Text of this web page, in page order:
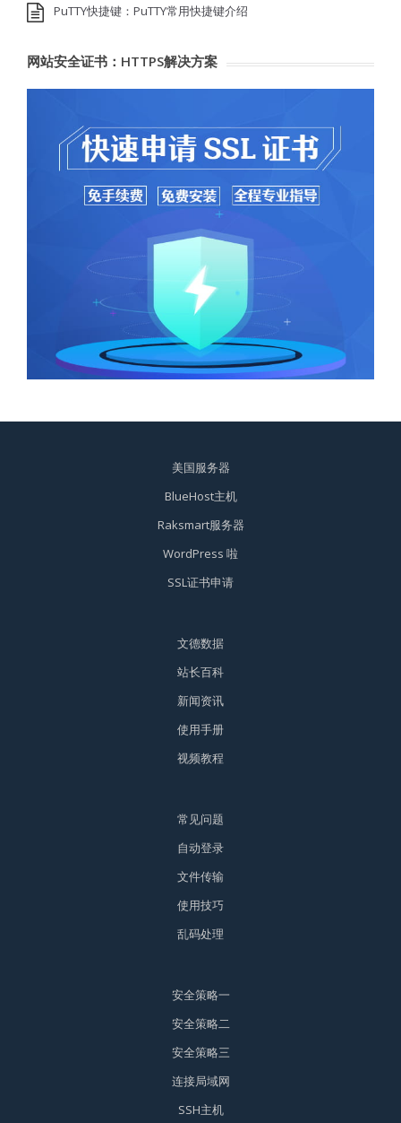
PuTTY快捷键：PuTTY常用快捷键介绍
网站安全证书：HTTPS解决方案
美国服务器
BlueHost主机
Raksmart服务器
WordPress 啦
SSL证书申请
文德数据
站长百科
新闻资讯
使用手册
视频教程
常见问题
自动登录
文件传输
使用技巧
乱码处理
安全策略一
安全策略二
安全策略三
连接局域网
SSH主机